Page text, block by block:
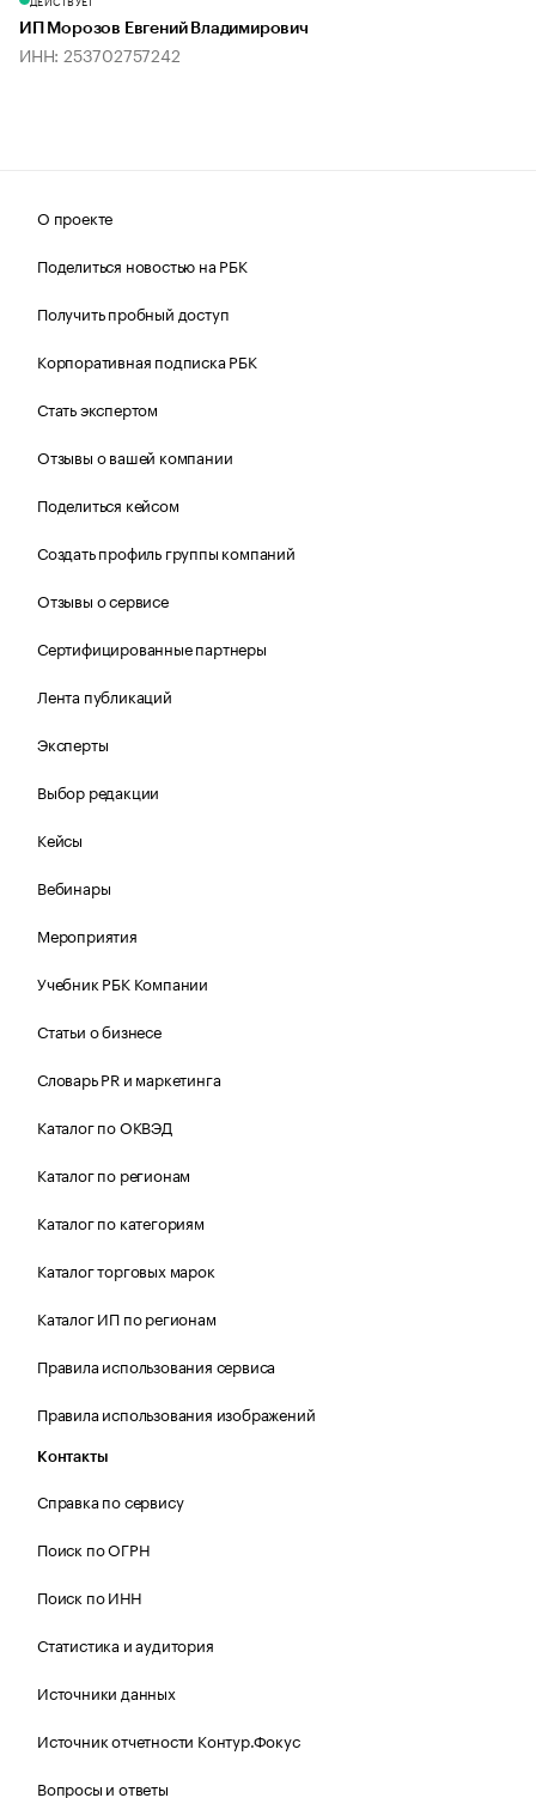
ИП Морозов Евгений Владимирович
ИНН: 253702757242
О проекте
Поделиться новостью на РБК
Получить пробный доступ
Корпоративная подписка РБК
Стать экспертом
Отзывы о вашей компании
Поделиться кейсом
Создать профиль группы компаний
Отзывы о сервисе
Сертифицированные партнеры
Лента публикаций
Эксперты
Выбор редакции
Кейсы
Вебинары
Мероприятия
Учебник РБК Компании
Статьи о бизнесе
Словарь PR и маркетинга
Каталог по ОКВЭД
Каталог по регионам
Каталог по категориям
Каталог торговых марок
Каталог ИП по регионам
Правила использования сервиса
Правила использования изображений
Контакты
Справка по сервису
Поиск по ОГРН
Поиск по ИНН
Статистика и аудитория
Источники данных
Источник отчетности Контур.Фокус
Вопросы и ответы